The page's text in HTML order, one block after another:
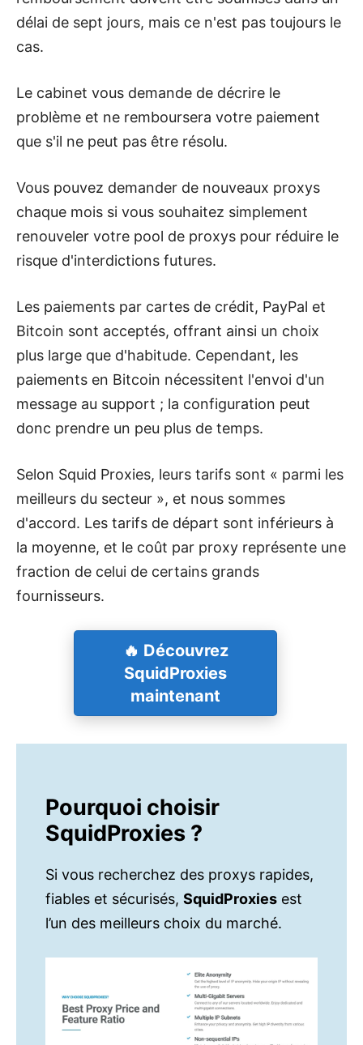
délai de sept jours, mais ce n'est pas toujours le
cas.
Le cabinet vous demande de décrire le
problème et ne remboursera votre paiement
que s'il ne peut pas être résolu.
Vous pouvez demander de nouveaux proxys
chaque mois si vous souhaitez simplement
renouveler votre pool de proxys pour réduire le
risque d'interdictions futures.
Les paiements par cartes de crédit, PayPal et
Bitcoin sont acceptés, offrant ainsi un choix
plus large que d'habitude. Cependant, les
paiements en Bitcoin nécessitent l'envoi d'un
message au support ; la configuration peut
donc prendre un peu plus de temps.
Selon Squid Proxies, leurs tarifs sont « parmi les
meilleurs du secteur », et nous sommes
d'accord. Les tarifs de départ sont inférieurs à
la moyenne, et le coût par proxy représente une
fraction de celui de certains grands
fournisseurs.
🔥 Découvrez
SquidProxies
maintenant
Pourquoi choisir
SquidProxies ?
Si vous recherchez des proxys rapides,
fiables et sécurisés, SquidProxies est
l’un des meilleurs choix du marché.